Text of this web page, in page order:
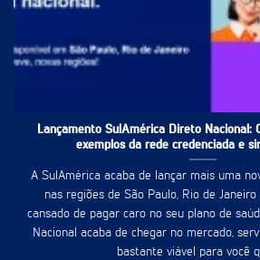
Lançamento SulAmérica Direto Nacional:
exemplos da rede credenciada e
A SulAmérica acaba de lançar mais uma
nas regiões de São Paulo, Rio de
cansado de pagar caro no seu plano de
Nacional acaba de chegar no mercado,
bastante viável para você